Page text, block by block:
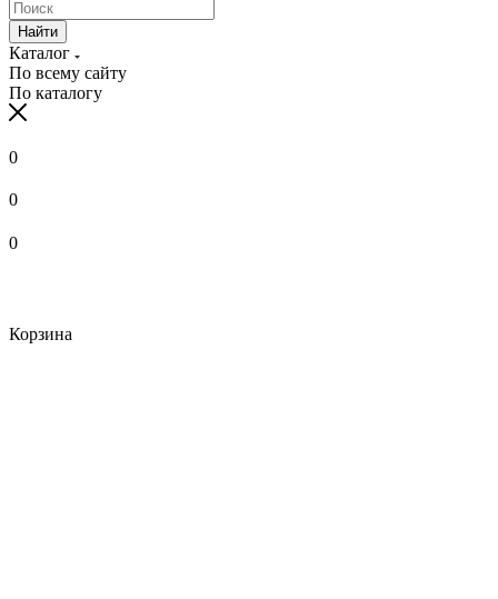
Найти
Каталог
По всему сайту
По каталогу
0
0
0
Корзина